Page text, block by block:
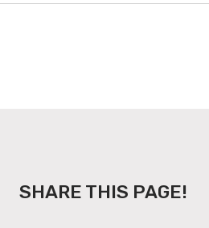
SHARE THIS PAGE!